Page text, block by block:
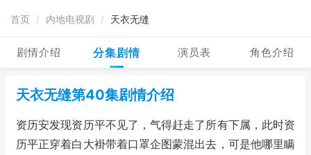
首页 / 内地电视剧 / 天衣无缝
剧情介绍 分集剧情 演员表 角色介绍
天衣无缝第40集剧情介绍
资历安发现资历平不见了，气得赶走了所有下属，此时资
历平正穿着白大褂带着口罩企图蒙混出去，可是他哪里瞒